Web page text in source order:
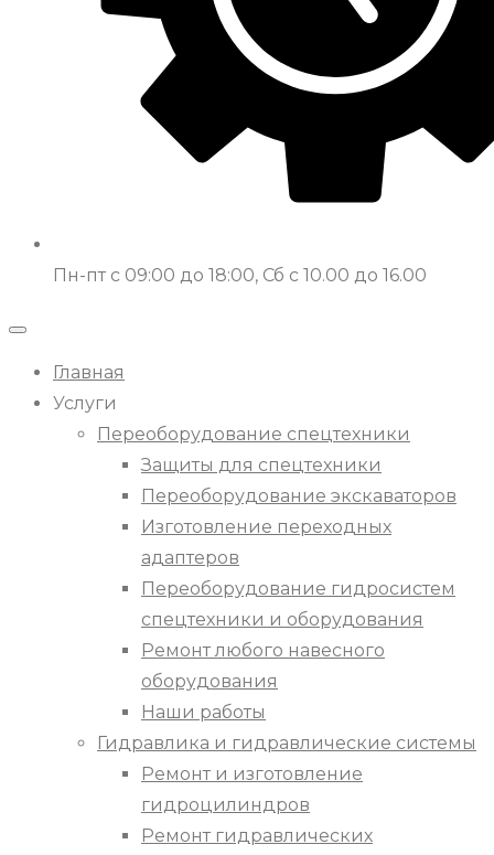
Пн-пт с 09:00 до 18:00, Сб с 10.00 до 16.00
Главная
Услуги
Переоборудование спецтехники
Защиты для спецтехники
Переоборудование экскаваторов
Изготовление переходных
адаптеров
Переоборудование гидросистем
спецтехники и оборудования
Ремонт любого навесного
оборудования
Наши работы
Гидравлика и гидравлические системы
Ремонт и изготовление
гидроцилиндров
Ремонт гидравлических